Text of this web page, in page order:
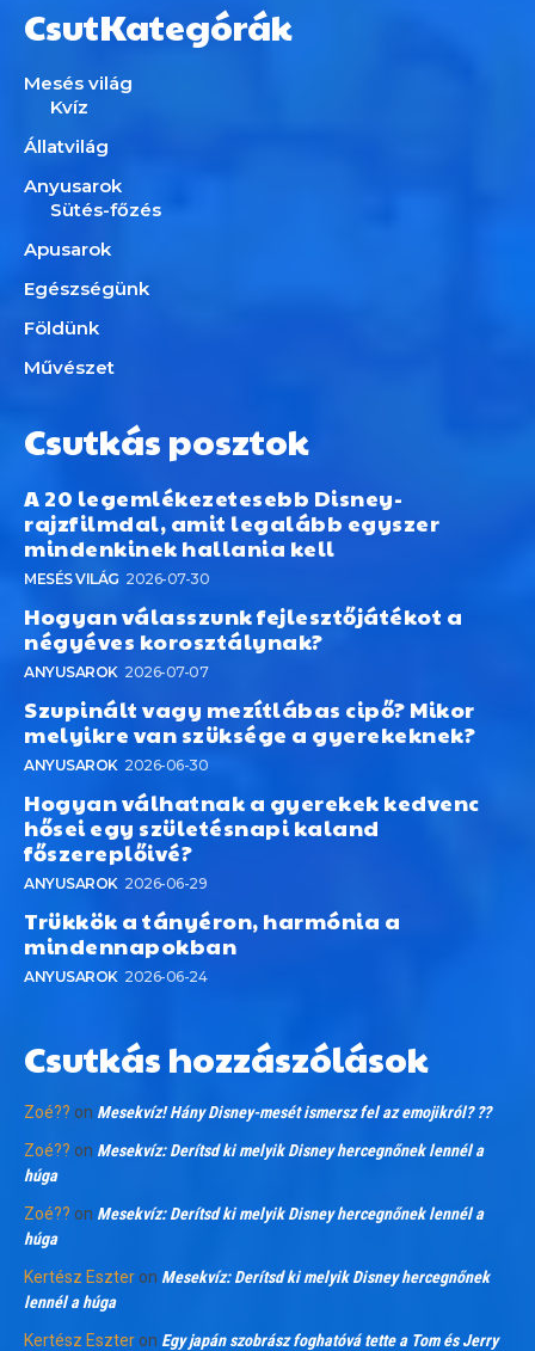
CsutKategórák
Mesés világ
Kvíz
Állatvilág
Anyusarok
Sütés-főzés
Apusarok
Egészségünk
Földünk
Művészet
Csutkás posztok
A 20 legemlékezetesebb Disney-
rajzfilmdal, amit legalább egyszer
mindenkinek hallania kell
MESÉS VILÁG 2026-07-30
Hogyan válasszunk fejlesztőjátékot a
négyéves korosztálynak?
ANYUSAROK 2026-07-07
Szupinált vagy mezítlábas cipő? Mikor
melyikre van szüksége a gyerekeknek?
ANYUSAROK 2026-06-30
Hogyan válhatnak a gyerekek kedvenc
hősei egy születésnapi kaland
főszereplőivé?
ANYUSAROK 2026-06-29
Trükkök a tányéron, harmónia a
mindennapokban
ANYUSAROK 2026-06-24
Csutkás hozzászólások
Zoé?? on Mesekvíz! Hány Disney-mesét ismersz fel az emojikról? ??
Zoé?? on Mesekvíz: Derítsd ki melyik Disney hercegnőnek lennél a
húga
Zoé?? on Mesekvíz: Derítsd ki melyik Disney hercegnőnek lennél a
húga
Kertész Eszter on Mesekvíz: Derítsd ki melyik Disney hercegnőnek
lennél a húga
Kertész Eszter on Egy japán szobrász foghatóvá tette a Tom és Jerry